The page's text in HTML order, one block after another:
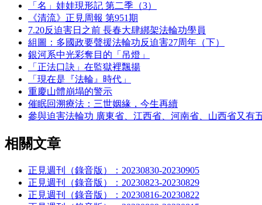
「名」娃娃現形記 第二季（3）
《清流》正見周報 第951期
7.20反迫害日之前 長春大肆綁架法輪功學員
組圖：多國政要聲援法輪功反迫害27周年（下）
銀河系中光彩奪目的「吊燈」
「正法口訣」在監獄裡飄揚
「現在是『法輪』時代」
重慶山體崩塌的警示
催眠回溯療法：三世姻緣，今生再續
參與迫害法輪功 廣東省、江西省、河南省、山西省又有
相關文章
正見週刊（錄音版）：20230830-20230905
正見週刊（錄音版）：20230823-20230829
正見週刊（錄音版）：20230816-20230822